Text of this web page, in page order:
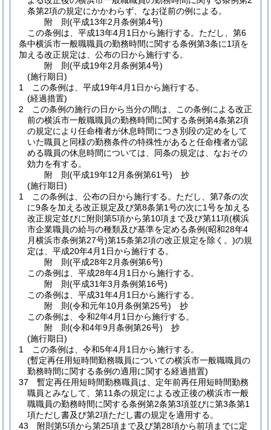
条第2項の規定にかかわらず、なお従前の例による。
附 則(平成13年2月条例第4号)
この条例は、平成13年4月1日から施行する。 ただし、第6
条中横浜市一般職職員の勤務時間に関する条例第3条に1項を
加える改正規定は、公布の日から施行する。
附 則(平成19年2月条例第4号)
(施行期日)
1
この条例は、平成19年4月1日から施行する。
(経過措置)
2
この条例の施行の日から当分の間は、この条例による改正
前の横浜市一般職職員の勤務時間に関する条例第4条第2項
の規定により任命権者が休息時間につき別段の定めをして
いた職員と同様の勤務条件の特殊性があると任命権者が認
める職員の休息時間については、同条の規定は、なおその
効力を有する。
附 則(平成19年12月条例第61号) 抄
(施行期日)
1
この条例は、公布の日から施行する。 ただし、第7条の次
に9条を加える改正規定及び第8条第1号の次に1号を加える
改正規定並びに附則第5項から第10項まで及び第11項(横浜
市企業職員の給与の種類及び基準を定める条例(昭和28年4
月横浜市条例第27号)第15条第2項の改正規定を除く。)の規
定は、平成20年4月1日から施行する。
附 則(平成28年2月条例第6号)
この条例は、平成28年4月1日から施行する。
附 則(平成31年3月条例第16号)
この条例は、平成31年4月1日から施行する。
附 則(令和元年10月条例第25号) 抄
この条例は、令和2年4月1日から施行する。
附 則(令和4年9月条例第26号) 抄
(施行期日)
1
この条例は、令和5年4月1日から施行する。
(暫定再任用短時間勤務職員についての横浜市一般職職員の
勤務時間に関する条例の適用に関する経過措置)
37
暫定再任用短時間勤務職員は、定年前再任用短時間勤務
職員とみなして、第11条の規定による改正後の横浜市一般
職職員の勤務時間に関する条例第2条第3項並びに第3条第1
項ただし書及び第2項ただし書の規定を適用する。
43
附則第5項から第25項まで及び第28項から前項までに定